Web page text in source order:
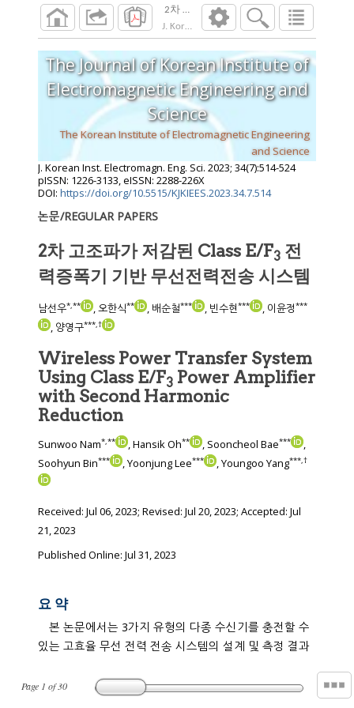
2차 고조파가 저감된 Class E/F3 전력증폭
J. Korean Inst. Electromagn. Eng. Sci.
Page 1 of30
The Journal of Korean Institute of
Electromagnetic Engineering and
Science
The Korean Institute of Electromagnetic Engineering
and Science
J. Korean Inst. Electromagn. Eng. Sci. 2023; 34(7):514-524
pISSN: 1226-3133, eISSN: 2288-226X
DOI: https://doi.org/10.5515/KJKIEES.2023.34.7.514
논문/REGULAR PAPERS
2차 고조파가 저감된 Class E/F3 전
력증폭기 기반 무선전력전송 시스템
남선우*,** , 오한식** , 배순철*** , 빈수현*** , 이윤정***
, 양영구***,†
Wireless Power Transfer System
Using Class E/F3 Power Amplifier
with Second Harmonic
Reduction
Sunwoo Nam*,** , Hansik Oh** , Sooncheol Bae***
,
Soohyun Bin*** , Yoonjung Lee*** , Youngoo Yang***,†
Received: Jul 06, 2023; Revised: Jul 20, 2023; Accepted: Jul
21, 2023
Published Online: Jul 31, 2023
요 약
본 논문에서는 3가지 유형의 다종 수신기를 충전할 수
있는 고효율 무선 전력 전송 시스템의 설계 및 측정 결과